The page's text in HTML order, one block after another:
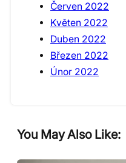
Červen 2022
Květen 2022
Duben 2022
Březen 2022
Únor 2022
You May Also Like: